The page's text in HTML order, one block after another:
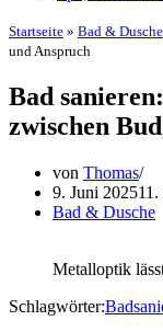
Startseite » Bad & Dusche
und Anspruch
Bad
zwischen
von Thomas
9. Juni 2025
Bad & Dusche
Metalloptik
Schlagwörter: